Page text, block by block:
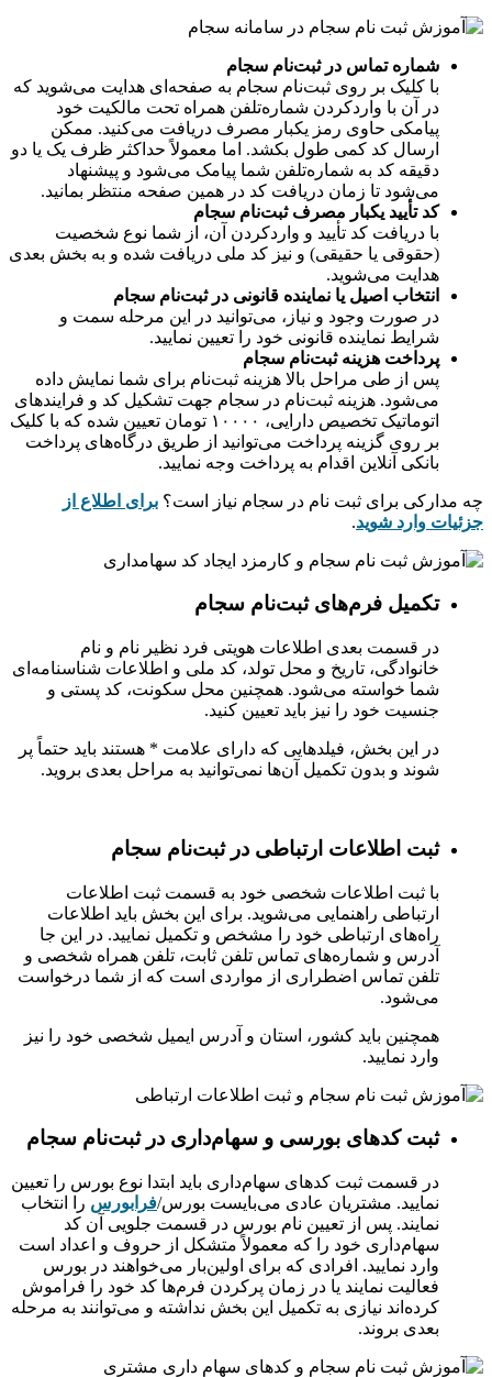
شماره تماس در ثبت‌نام سجام
با کلیک بر روی ثبت‌نام سجام به صفحه‌ای هدایت می‌شوید که
در آن با واردکردن شماره‌تلفن همراه تحت مالکیت خود
پیامکی حاوی رمز یکبار مصرف دریافت می‌کنید. ممکن
ارسال کد کمی طول بکشد. اما معمولاً حداکثر ظرف یک یا دو
دقیقه کد به شماره‌تلفن شما پیامک می‌شود و پیشنهاد
می‌شود تا زمان دریافت کد در همین صفحه منتظر بمانید.
کد تأیید یکبار مصرف ثبت‌نام سجام
با دریافت کد تأیید و واردکردن آن، از شما نوع شخصیت
(حقوقی یا حقیقی) و نیز کد ملی دریافت شده و به بخش بعدی
هدایت می‌شوید.
انتخاب اصیل یا نماینده قانونی در ثبت‌نام سجام
در صورت وجود و نیاز، می‌توانید در این مرحله سمت و
شرایط نماینده قانونی خود را تعیین نمایید.
پرداخت هزینه ثبت‌نام سجام
پس از طی مراحل بالا هزینه ثبت‌نام برای شما نمایش داده
می‌شود. هزینه ثبت‌نام در سجام جهت تشکیل کد و فرایندهای
اتوماتیک تخصیص دارایی، ۱۰۰۰۰ تومان تعیین شده که با کلیک
بر روی گزینه پرداخت می‌توانید از طریق درگاه‌های پرداخت
بانکی آنلاین اقدام به پرداخت وجه نمایید.
چه مدارکی برای ثبت نام در سجام نیاز است؟ برای اطلاع از
جزئیات وارد شوید.
تکمیل فرم‌های ثبت‌نام سجام
در قسمت بعدی اطلاعات هویتی فرد نظیر نام و نام
خانوادگی، تاریخ و محل تولد، کد ملی و اطلاعات شناسنامه‌ای
شما خواسته می‌شود. همچنین محل سکونت، کد پستی و
جنسیت خود را نیز باید تعیین کنید.
در این بخش، فیلدهایی که دارای علامت * هستند باید حتماً پر
شوند و بدون تکمیل آن‌ها نمی‌توانید به مراحل بعدی بروید.
ثبت اطلاعات ارتباطی در ثبت‌نام سجام
با ثبت اطلاعات شخصی خود به قسمت ثبت اطلاعات
ارتباطی راهنمایی می‌شوید. برای این بخش باید اطلاعات
راه‌های ارتباطی خود را مشخص و تکمیل نمایید. در این جا
آدرس و شماره‌های تماس تلفن ثابت، تلفن همراه شخصی و
تلفن تماس اضطراری از مواردی است که از شما درخواست
می‌شود.
همچنین باید کشور، استان و آدرس ایمیل شخصی خود را نیز
وارد نمایید.
ثبت کدهای بورسی و سهام‌داری در ثبت‌نام سجام
در قسمت ثبت کدهای سهام‌داری باید ابتدا نوع بورس را تعیین
نمایید. مشتریان عادی می‌بایست بورس/فرابورس را انتخاب
نمایند. پس از تعیین نام بورس در قسمت جلویی آن کد
سهام‌داری خود را که معمولاً متشکل از حروف و اعداد است
وارد نمایید. افرادی که برای اولین‌بار می‌خواهند در بورس
فعالیت نمایند یا در زمان پرکردن فرم‌ها کد خود را فراموش
کرده‌اند نیازی به تکمیل این بخش نداشته و می‌‌‌‌‌‌‌‌‌‌‌‌‌‌‌‌‌‌‌‌‌‌‌‌‌‌‌‌‌‌‌‌‌‌‌‌‌‌‌‌‌‌توانند به مرحله
بعدی بروند.